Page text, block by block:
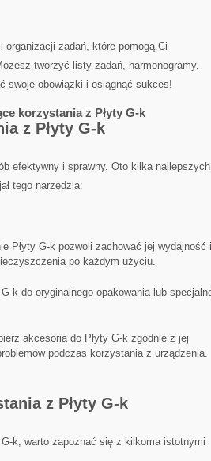
organizacji zadań, które​ pomogą Ci
tworzyć⁤ listy zadań, harmonogramy,
swoje obowiązki i osiągnąć sukces!
korzystania ⁢z Płyty G-k
‍z Płyty G-k
efektywny i​ sprawny. Oto kilka najlepszych
tego narzędzia:
Płyty G-k⁤ pozwoli zachować‍ jej wydajność i
po każdym użyciu.
G-k do oryginalnego opakowania‍ lub
akcesoria do Płyty ‍G-k zgodnie z jej
podczas korzystania z urządzenia.
z‌ Płyty G-k
k,​ warto zapoznać się z⁢ kilkoma ‌istotnymi